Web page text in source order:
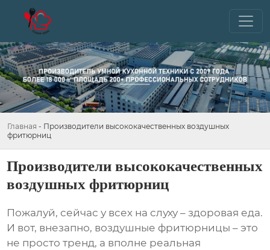
Главная - Производители высококачественных воздушных
фритюрниц
Производители высококачественных
воздушных фритюрниц
Пожалуй, сейчас у всех на слуху – здоровая еда.
И вот, внезапно, воздушные фритюрницы – это
не просто тренд, а вполне реальная